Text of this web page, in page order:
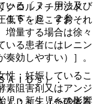
クロルメチアジド
低下を起こすおそれ
増量する場合は徐々
いる患者にはレニン
効しやすい）］。
ＡＩＤｓ）：
Ｄｓ＞［糸球体ろ
いる〔７．用法及び
１６．６．２参
：妊娠しているこ
素阻害剤又はアンジ
児・新生児への影響